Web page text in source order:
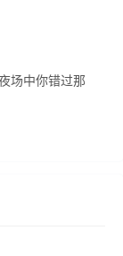
场中你错过那